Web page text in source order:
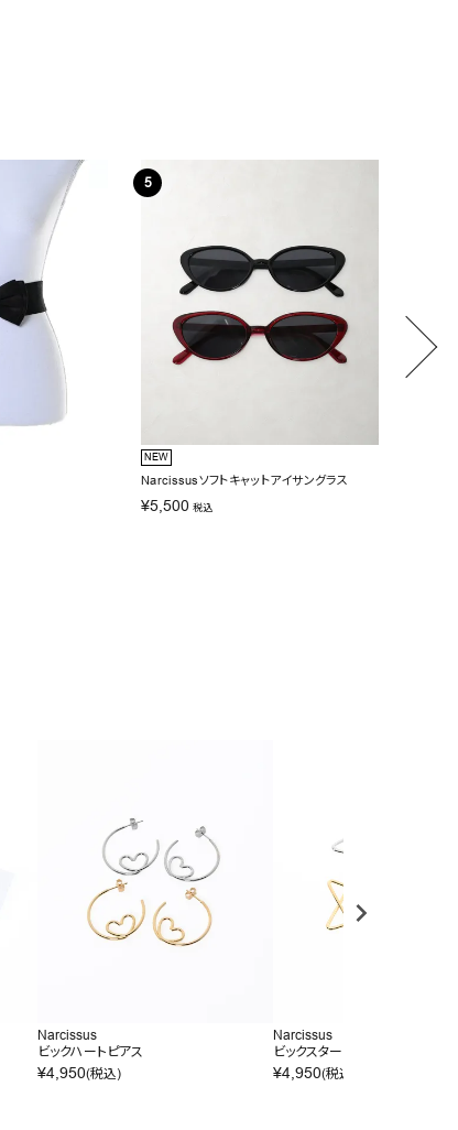
NEW
Narcissusソフトキャットアイサングラス
¥5,500 税込
Narcissus
ビックハートピアス
¥4,950(税込)
Narcissus
ビックスターピアス
¥4,950(税込)